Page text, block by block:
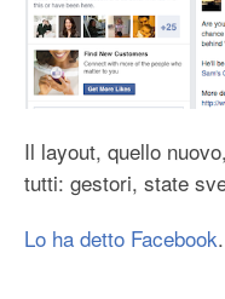
Il layout, quello
tutti: gestori, state
Lo ha detto Facebook.